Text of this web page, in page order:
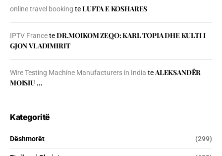
online travel booking teLUFTA E KOSHARES
IPTV FranceteDR.MOIKOM ZEQO: KARL TOPIA DHE KULTI I
GJON VLADIMIRIT
Wire Testing Machine Manufacturers in India teALEKSANDËR
MOISIU …
Kategoritë
Dëshmorët (299)